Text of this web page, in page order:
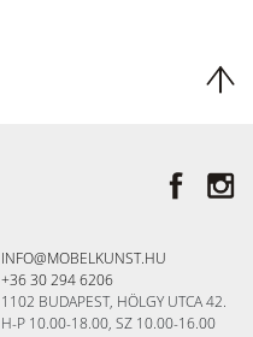
INFO@MOBELKUNST.HU
+36 30 294 6206
1102 BUDAPEST, HÖLGY UTCA 42.
H-P 10.00-18.00, SZ 10.00-16.00